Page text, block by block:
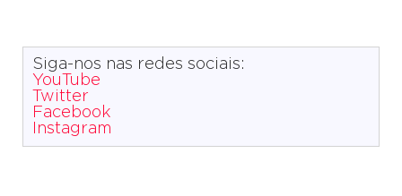
Siga-nos nas redes sociais:
YouTube
Twitter
Facebook
Instagram